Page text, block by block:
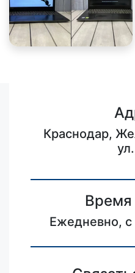
Краснодар,
Время
Ежедневно,